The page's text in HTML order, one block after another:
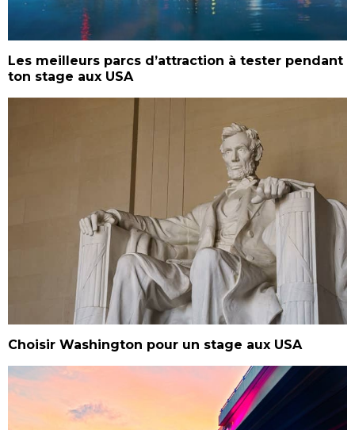
Les meilleurs parcs d’attraction à tester pendant
ton stage aux USA
Choisir Washington pour un stage aux USA